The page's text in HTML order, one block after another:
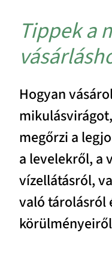
Tippek a
Hogyan
megőrzi a
a levelekről, a
vízellátásról,
való tárolásról